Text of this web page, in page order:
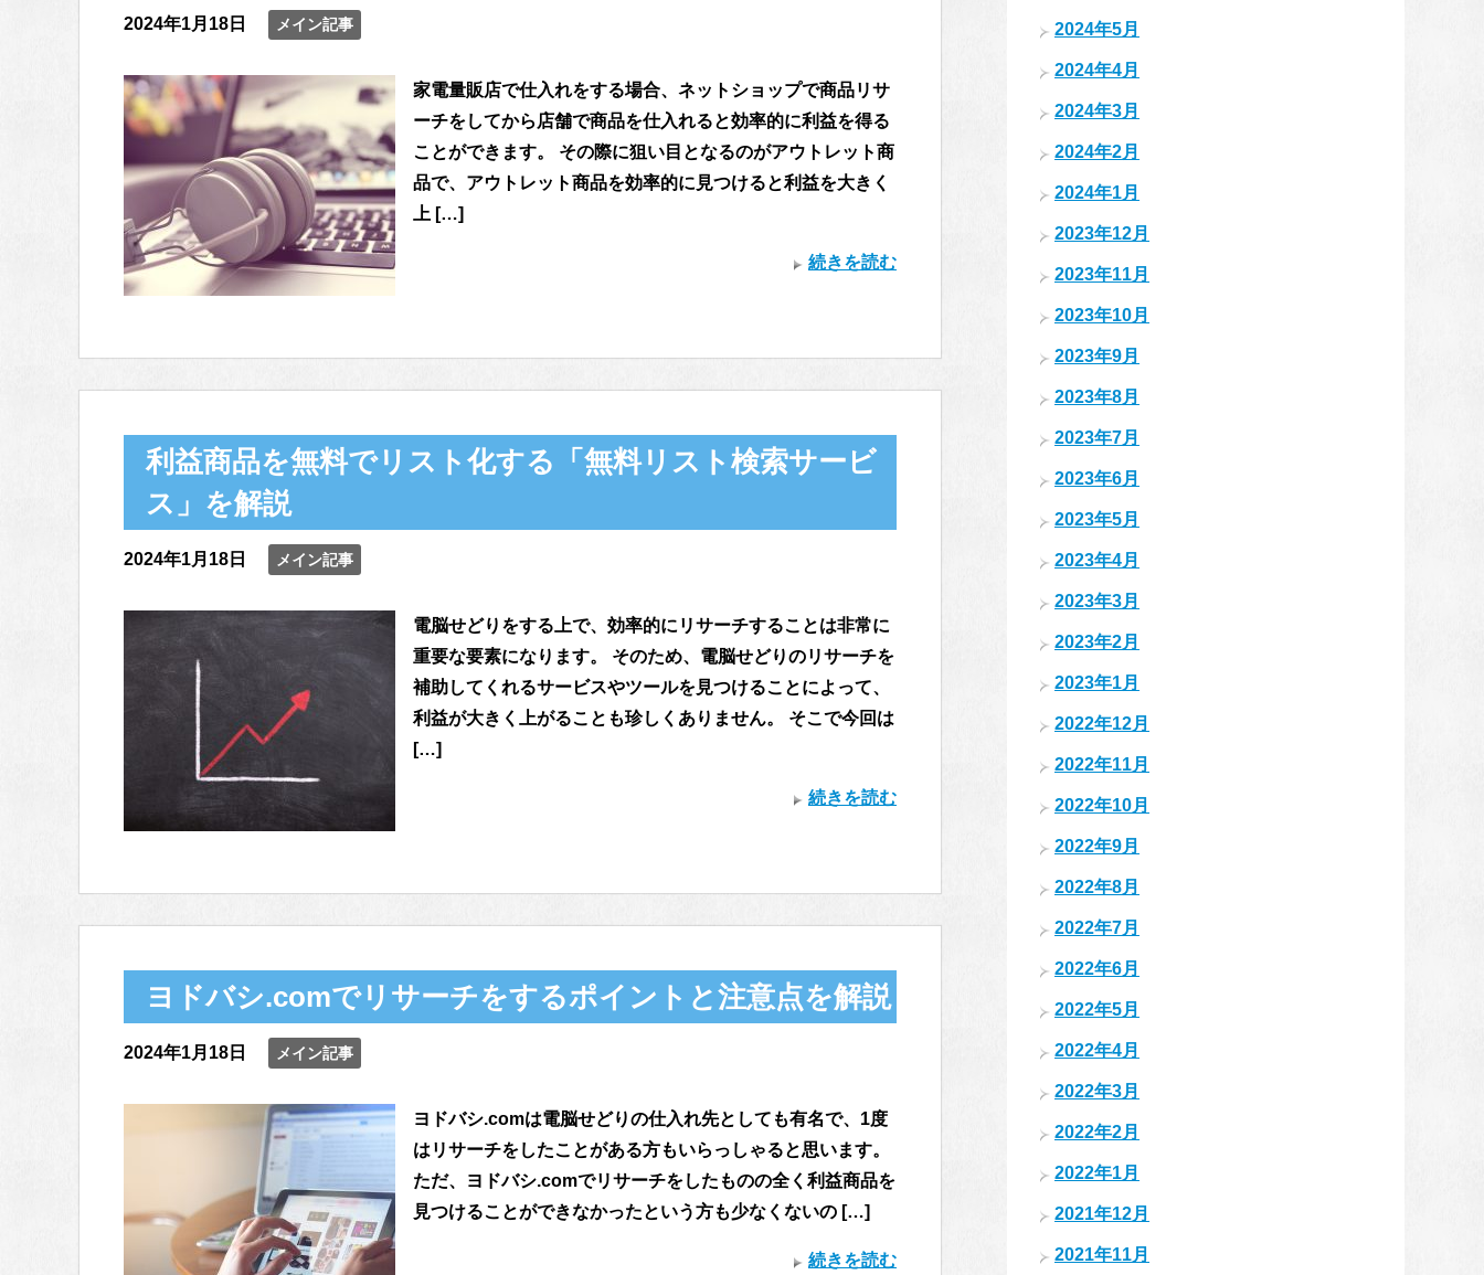
2024年1月18日 メイン記事
家電量販店で仕入れをする場合、ネットショップで商品リサ
ーチをしてから店舗で商品を仕入れると効率的に利益を得る
ことができます。 その際に狙い目となるのがアウトレット商
品で、アウトレット商品を効率的に見つけると利益を大きく
上 […]
続きを読む
利益商品を無料でリスト化する「無料リスト検索サービ
ス」を解説
2024年1月18日 メイン記事
電脳せどりをする上で、効率的にリサーチすることは非常に
重要な要素になります。 そのため、電脳せどりのリサーチを
補助してくれるサービスやツールを見つけることによって、
利益が大きく上がることも珍しくありません。 そこで今回は
[…]
続きを読む
ヨドバシ.comでリサーチをするポイントと注意点を解説
2024年1月18日 メイン記事
ヨドバシ.comは電脳せどりの仕入れ先としても有名で、1度
はリサーチをしたことがある方もいらっしゃると思います。
ただ、ヨドバシ.comでリサーチをしたものの全く利益商品を
見つけることができなかったという方も少なくないの […]
続きを読む
2024年5月
2024年4月
2024年3月
2024年2月
2024年1月
2023年12月
2023年11月
2023年10月
2023年9月
2023年8月
2023年7月
2023年6月
2023年5月
2023年4月
2023年3月
2023年2月
2023年1月
2022年12月
2022年11月
2022年10月
2022年9月
2022年8月
2022年7月
2022年6月
2022年5月
2022年4月
2022年3月
2022年2月
2022年1月
2021年12月
2021年11月